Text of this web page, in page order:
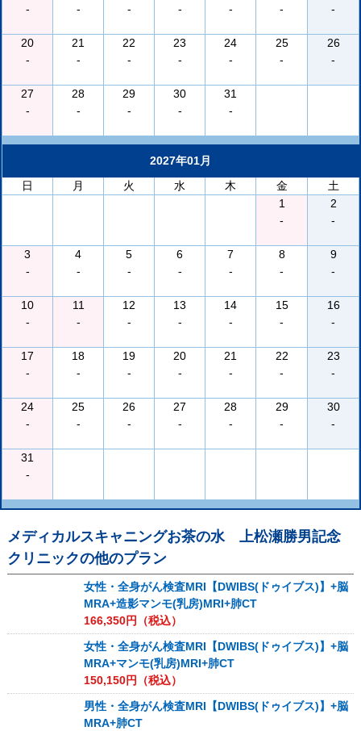
-
-
-
-
-
-
-
20
-
21
-
22
-
23
-
24
-
25
-
26
-
27
-
28
-
29
-
30
-
31
-
2027年01月
日
月 火 水 木 金
土
1
-
2
-
3
-
4
-
5
-
6
-
7
-
8
-
9
-
10
-
11
-
12
-
13
-
14
-
15
-
16
-
17
-
18
-
19
-
20
-
21
-
22
-
23
-
24
-
25
-
26
-
27
-
28
-
29
-
30
-
31
-
メディカルスキャニングお茶の水 上松瀬勝男記念
クリニックの他のプラン
女性・全身がん検査MRI【DWIBS(ドゥイブス)】+脳
MRA+造影マンモ(乳房)MRI+肺CT
166,350円（税込）
女性・全身がん検査MRI【DWIBS(ドゥイブス)】+脳
MRA+マンモ(乳房)MRI+肺CT
150,150円（税込）
男性・全身がん検査MRI【DWIBS(ドゥイブス)】+脳
MRA+肺CT